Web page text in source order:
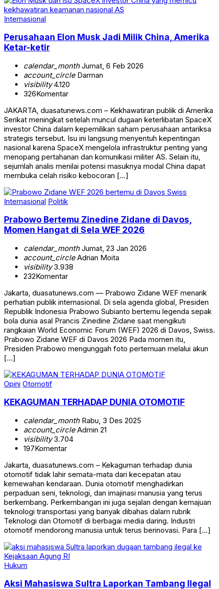
Internasional
Perusahaan Elon Musk Jadi Milik China, Amerika
Ketar-ketir
calendar_monthJumat, 6 Feb 2026
account_circleDarman
visibility4.120
326Komentar
JAKARTA, duasatunews.com – Kekhawatiran publik di Amerika
Serikat meningkat setelah muncul dugaan keterlibatan SpaceX
investor China dalam kepemilikan saham perusahaan antariksa
strategis tersebut. Isu ini langsung menyentuh kepentingan
nasional karena SpaceX mengelola infrastruktur penting yang
menopang pertahanan dan komunikasi militer AS. Selain itu,
sejumlah analis menilai potensi masuknya modal China dapat
membuka celah risiko kebocoran […]
Internasional Politik
Prabowo Bertemu Zinedine Zidane di Davos,
Momen Hangat di Sela WEF 2026
calendar_monthJumat, 23 Jan 2026
account_circleAdrian Moita
visibility3.938
232Komentar
Jakarta, duasatunews.com — Prabowo Zidane WEF menarik
perhatian publik internasional. Di sela agenda global, Presiden
Republik Indonesia Prabowo Subianto bertemu legenda sepak
bola dunia asal Prancis Zinedine Zidane saat mengikuti
rangkaian World Economic Forum (WEF) 2026 di Davos, Swiss.
Prabowo Zidane WEF di Davos 2026 Pada momen itu,
Presiden Prabowo mengunggah foto pertemuan melalui akun
[…]
Opini Otomotif
KEKAGUMAN TERHADAP DUNIA OTOMOTIF
calendar_monthRabu, 3 Des 2025
account_circleAdmin 21
visibility3.704
197Komentar
Jakarta, duasatunews.com – Kekaguman terhadap dunia
otomotif tidak lahir semata-mata dari kecepatan atau
kemewahan kendaraan. Dunia otomotif menghadirkan
perpaduan seni, teknologi, dan imajinasi manusia yang terus
berkembang. Perkembangan ini juga sejalan dengan kemajuan
teknologi transportasi yang banyak dibahas dalam rubrik
Teknologi dan Otomotif di berbagai media daring. Industri
otomotif mendorong manusia untuk terus berinovasi. Para […]
Hukum
Aksi Mahasiswa Sultra Laporkan Tambang Ilegal